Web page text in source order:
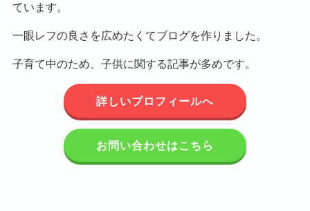
ています。
一眼レフの良さを広めたくてブログを作りました。
子育て中のため、子供に関する記事が多めです。
詳しいプロフィールへ
お問い合わせはこちら